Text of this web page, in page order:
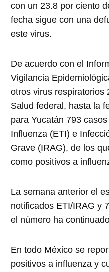
con un 23.8 por ciento
fecha sigue con una
este virus.
De acuerdo con el
Vigilancia
otros virus respiratorios
Salud federal, hasta la
para Yucatán 793
Influenza (ETI) e
Grave (IRAG), de los
como positivos a
La semana anterior el
notificados ETI/IRAG y
el número ha
En todo México se
positivos a influenza y